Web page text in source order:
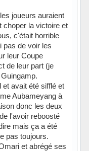
joueurs auraient
choper la victoire et
c'était horrible
pas de voir les
leur Coupe
de leur part (je
avait été sifflé et
Aubameyang à
donc les deux
l'avoir reboosté
mais ça a été
pas toujours.
et abrégé ses